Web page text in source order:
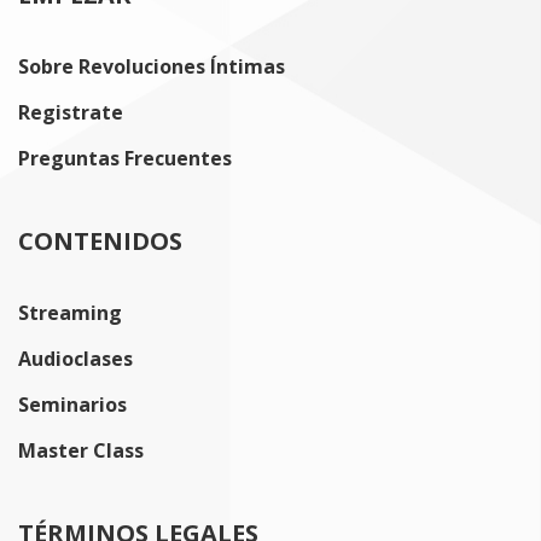
Sobre Revoluciones Íntimas
Registrate
Preguntas Frecuentes
CONTENIDOS
Streaming
Audioclases
Seminarios
Master Class
TÉRMINOS LEGALES